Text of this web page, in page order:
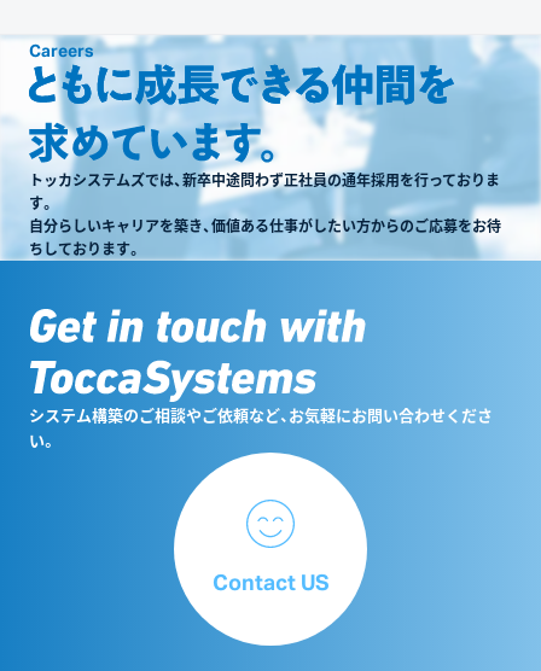
Careers
トッカシステムズでは、新卒中途問わず正社員の通年採用を行っておりま
す。
自分らしいキャリアを築き、価値ある仕事がしたい方からのご応募をお待
ちしております。
システム構築のご相談やご依頼など、お気軽にお問い合わせくださ
い。
Contact US